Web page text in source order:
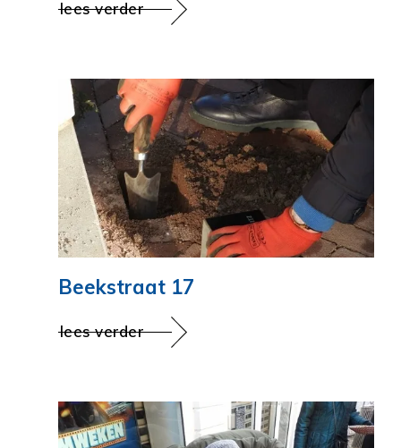
lees verder
Beekstraat 17
lees verder